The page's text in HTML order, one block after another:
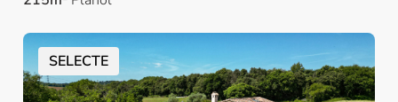
SELECTE